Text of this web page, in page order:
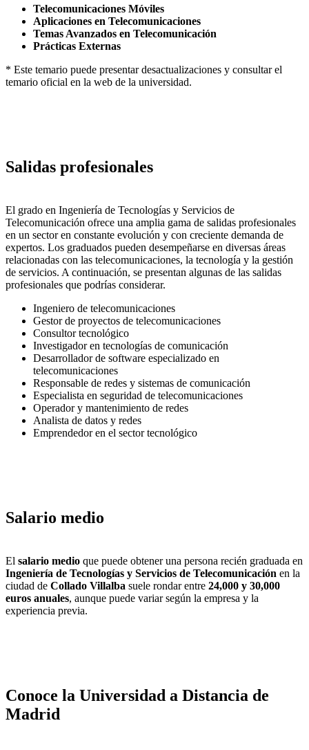
Telecomunicaciones Móviles
Aplicaciones en Telecomunicaciones
Temas Avanzados en Telecomunicación
Prácticas Externas
* Este temario puede presentar desactualizaciones y consultar el
temario oficial en la web de la universidad.
Salidas profesionales
El grado en Ingeniería de Tecnologías y Servicios de
Telecomunicación ofrece una amplia gama de salidas profesionales
en un sector en constante evolución y con creciente demanda de
expertos. Los graduados pueden desempeñarse en diversas áreas
relacionadas con las telecomunicaciones, la tecnología y la gestión
de servicios. A continuación, se presentan algunas de las salidas
profesionales que podrías considerar.
Ingeniero de telecomunicaciones
Gestor de proyectos de telecomunicaciones
Consultor tecnológico
Investigador en tecnologías de comunicación
Desarrollador de software especializado en
telecomunicaciones
Responsable de redes y sistemas de comunicación
Especialista en seguridad de telecomunicaciones
Operador y mantenimiento de redes
Analista de datos y redes
Emprendedor en el sector tecnológico
Salario medio
El salario medio que puede obtener una persona recién graduada en
Ingeniería de Tecnologías y Servicios de Telecomunicación en la
ciudad de Collado Villalba suele rondar entre 24,000 y 30,000
euros anuales, aunque puede variar según la empresa y la
experiencia previa.
Conoce la Universidad a Distancia de
Madrid